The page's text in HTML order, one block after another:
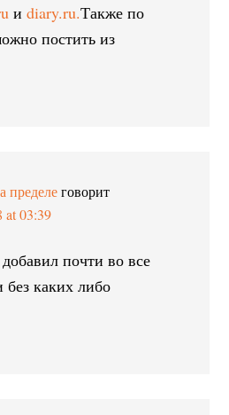
иdiary.ru.Также по
постить из
пределе говорит
at 03:39
почти во все
каких либо